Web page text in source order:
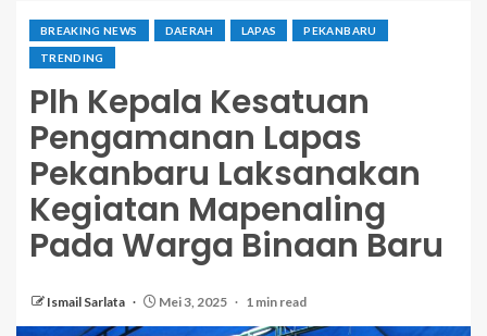
BREAKING NEWS DAERAH LAPAS PEKANBARU
TRENDING
Plh Kepala Kesatuan
Pengamanan Lapas
Pekanbaru Laksanakan
Kegiatan Mapenaling
Pada Warga Binaan Baru
Ismail Sarlata Mei 3, 2025 1 min read